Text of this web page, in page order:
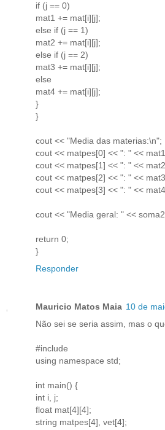
if (j == 0)
mat1 += mat[i][j];
else if (j == 1)
mat2 += mat[i][j];
else if (j == 2)
mat3 += mat[i][j];
else
mat4 += mat[i][j];
}
}
cout << "Media das materias:\n";
cout << matpes[0] << ": " <<
cout << matpes[1] << ": " <<
cout << matpes[2] << ": " <<
cout << matpes[3] << ": " <<
cout << "Media geral: " <<
return 0;
}
Responder
Mauricio Matos Maia 10 de
Não sei se seria assim, mas o
#include
using namespace std;
int main() {
int i, j;
float mat[4][4];
string matpes[4], vet[4];